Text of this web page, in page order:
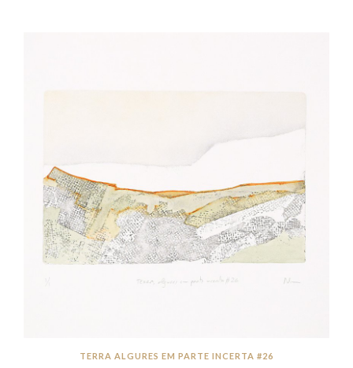
TERRA ALGURES EM PARTE INCERTA #26